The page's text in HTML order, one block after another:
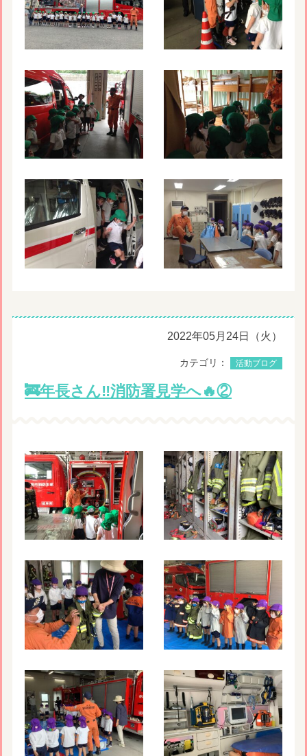
2022年05月24日（火）
カテゴリ： 活動ブログ
🚒年長さん‼️消防署見学へ🔥②